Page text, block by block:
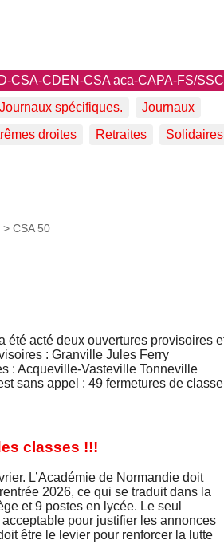
CSA-CDEN-CSA aca-CAPA-FS/
spécifiques.
Journaux
droites
Retraites Solidaires
> CSA 50
été acté deux ouvertures provisoires
: Granville Jules Ferry
: Acqueville-Vasteville Tonneville
sans appel : 49 fermetures de classe
classes !!!
L’Académie de Normandie doit
2026, ce qui se traduit dans la
et 9 postes en lycée. Le seul
pour justifier les annonces
être le levier pour renforcer la lutte